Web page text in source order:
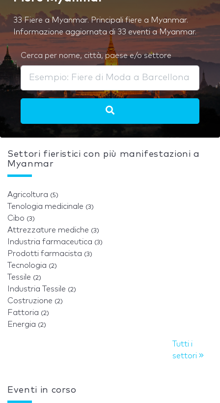
33 Fiere a Myanmar. Principali fiere a Myanmar.
Informazione aggiornata di 33 eventi a Myanmar.
Cerca per nome, città, paese e/o settore
Settori fieristici con più manifestazioni a
Myanmar
Agricoltura (5)
Tenologia medicinale (3)
Cibo (3)
Attrezzature mediche (3)
Industria farmaceutica (3)
Prodotti farmacista (3)
Tecnologia (2)
Tessile (2)
Industria Tessile (2)
Costruzione (2)
Fattoria (2)
Energia (2)
Tutti i
settori
Eventi in corso